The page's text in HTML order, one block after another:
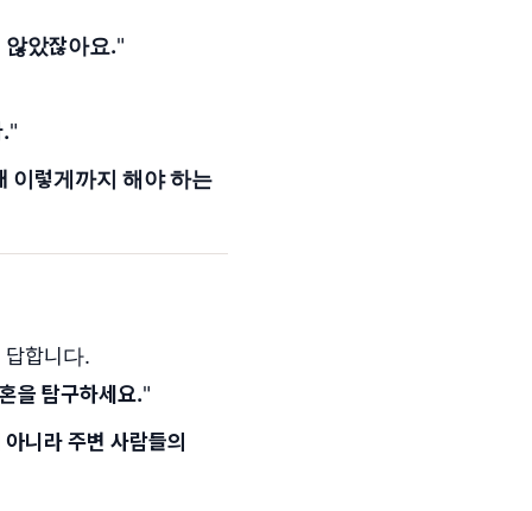
았잖아요."
"
이렇게까지 해야 하는
합니다.
을 탐구하세요."
니라 주변 사람들의